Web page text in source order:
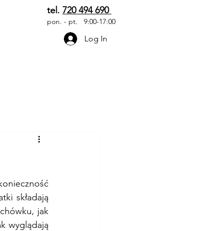
Log In
tel. 720 494 690
pon. - pt. 9:00-17:00
składają
jak
wyglądają